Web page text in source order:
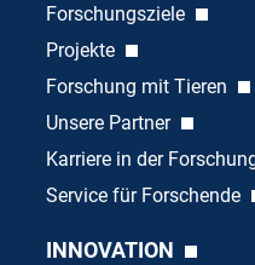
Forschungsziele
Projekte
Forschung mit Tieren
Unsere Partner
Karriere in der
Service für Forschende
INNOVATION